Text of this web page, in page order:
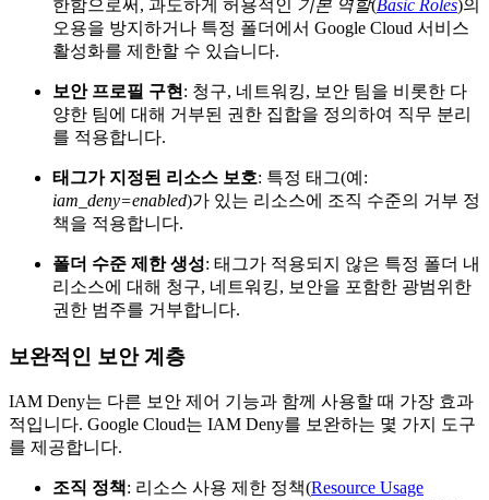
한함으로써, 과도하게 허용적인 기본 역할(Basic Roles)의
오용을 방지하거나 특정 폴더에서 Google Cloud 서비스
활성화를 제한할 수 있습니다.
보안 프로필 구현 : 청구, 네트워킹, 보안 팀을 비롯한 다
양한 팀에 대해 거부된 권한 집합을 정의하여 직무 분리
를 적용합니다.
태그가 지정된 리소스 보호: 특정 태그(예:
iam_deny=enabled)가 있는 리소스에 조직 수준의 거부 정
책을 적용합니다.
폴더 수준 제한 생성: 태그가 적용되지 않은 특정 폴더 내
리소스에 대해 청구, 네트워킹, 보안을 포함한 광범위한
권한 범주를 거부합니다.
보완적인 보안 계층
IAM Deny는 다른 보안 제어 기능과 함께 사용할 때 가장 효과
적입니다. Google Cloud는 IAM Deny를 보완하는 몇 가지 도구
를 제공합니다.
조직 정책: 리소스 사용 제한 정책(Resource Usage